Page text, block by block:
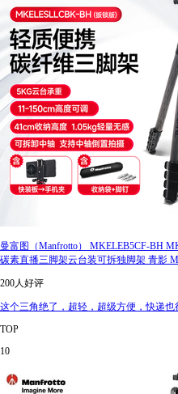
曼富图（Manfrotto） MKELEB5CF-BH
碳素直播三脚架云台装可拆独脚架 青影
200人好评
这个三角绝了，超轻，超级方便，快递也
TOP
10